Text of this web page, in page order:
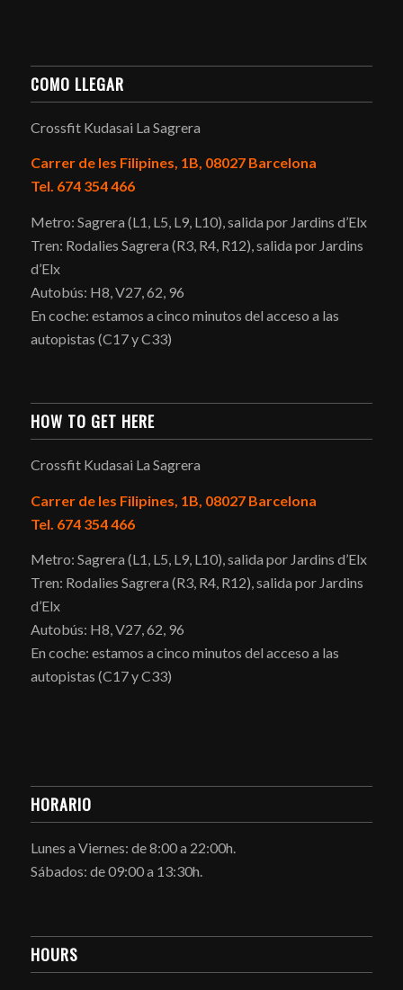
COMO LLEGAR
Crossfit Kudasai La Sagrera
Carrer de les Filipines, 1B, 08027 Barcelona
Tel. 674 354 466
Metro: Sagrera (L1, L5, L9, L10), salida por Jardins d’Elx
Tren: Rodalies Sagrera (R3, R4, R12), salida por Jardins
d’Elx
Autobús: H8, V27, 62, 96
En coche: estamos a cinco minutos del acceso a las
autopistas (C17 y C33)
HOW TO GET HERE
Crossfit Kudasai La Sagrera
Carrer de les Filipines, 1B, 08027 Barcelona
Tel. 674 354 466
Metro: Sagrera (L1, L5, L9, L10), salida por Jardins d’Elx
Tren: Rodalies Sagrera (R3, R4, R12), salida por Jardins
d’Elx
Autobús: H8, V27, 62, 96
En coche: estamos a cinco minutos del acceso a las
autopistas (C17 y C33)
HORARIO
Lunes a Viernes: de 8:00 a 22:00h.
Sábados: de 09:00 a 13:30h.
HOURS